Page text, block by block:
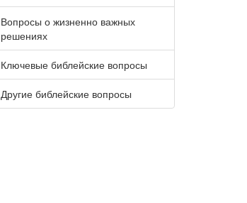
Вопросы о жизненно важных
решениях
Ключевые библейские вопросы
Другие библейские вопросы